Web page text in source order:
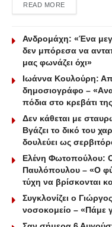
READ MOREDETAILS
Ανδρομάχη: «Ένα
δεν μπόρεσα να
μας φωνάζει όχι»
Ιωάννα Κουλούρη:
δημοσιογράφο –
πόδια στο κρεβάτι
Δεν κάθεται με
Βγάζει το δικό του
δουλεύει ως
Ελένη Φωτοπούλου:
Παυλόπουλου – «Ο
τύχη να βρίσκονται
Συγκλονίζει ο
νοσοκομείο – «Πάμε